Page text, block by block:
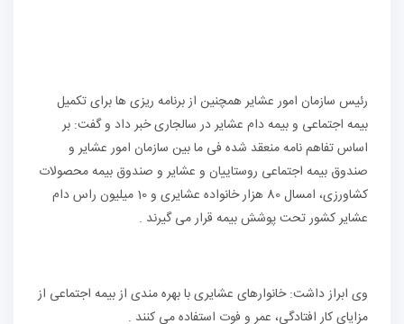
رئیس سازمان امور عشایر همچنین از برنامه ریزی ها برای تکمیل
بیمه اجتماعی و بیمه دام عشایر در سالجاری خبر داد و گفت: بر
اساس تفاهم نامه منعقد شده فی ما بین سازمان امور عشایر و
صندوق بیمه اجتماعی روستاییان و عشایر و صندوق بیمه محصولات
کشاورزی، امسال 80 هزار خانواده عشایری و 10 میلیون راس دام
عشایر کشور تحت پوشش بیمه قرار می گیرند .
وی ابراز داشت: خانوارهای عشایری با بهره مندی از بیمه اجتماعی از
مزایای کار افتادگی، عمر و فوت استفاده می کنند .